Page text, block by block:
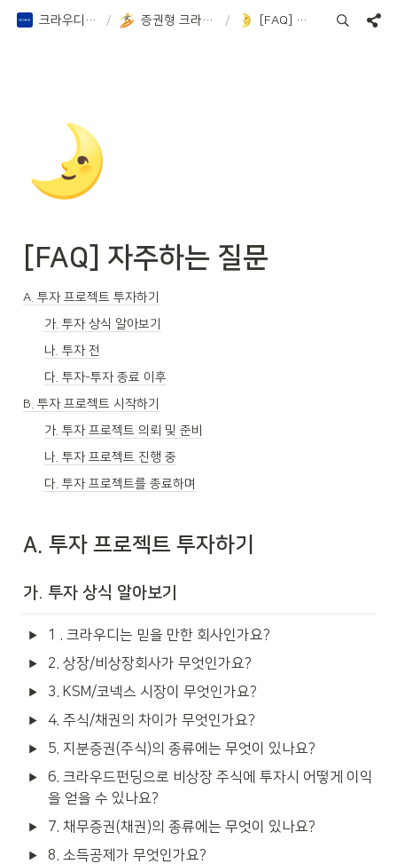
크라우디 증권 Notion / 증권형 크라우드펀딩 알아보기 / [FAQ] 자주하는 질문
🌛
[FAQ] 자주하는 질문
A. 투자 프로젝트 투자하기
가. 투자 상식 알아보기
나. 투자 전
다. 투자-투자 종료 이후
B. 투자 프로젝트 시작하기
가. 투자 프로젝트 의뢰 및 준비
나. 투자 프로젝트 진행 중
다. 투자 프로젝트를 종료하며
A. 투자 프로젝트 투자하기
가. 투자 상식 알아보기
1 . 크라우디는 믿을 만한 회사인가요?
2. 상장/비상장회사가 무엇인가요?
3. KSM/코넥스 시장이 무엇인가요?
4. 주식/채권의 차이가 무엇인가요?
5. 지분증권(주식)의 종류에는 무엇이 있나요?
6. 크라우드펀딩으로 비상장 주식에 투자시 어떻게 이익
을 얻을 수 있나요?
7. 채무증권(채권)의 종류에는 무엇이 있나요?
8. 소득공제가 무엇인가요?